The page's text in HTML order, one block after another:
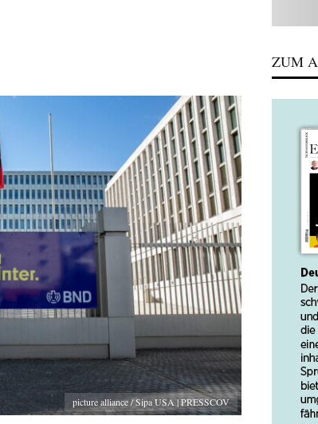
picture alliance / Sipa USA | PRESSCOV
ZUM